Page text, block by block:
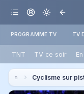
PROGRAMME TV TV
TNT TV ce soir
Cyclisme sur